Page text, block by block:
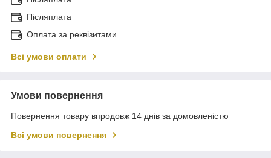
Післяплата
Оплата за реквізитами
Всі умови оплати
Умови повернення
Повернення товару впродовж 14 днів за домовленістю
Всі умови повернення